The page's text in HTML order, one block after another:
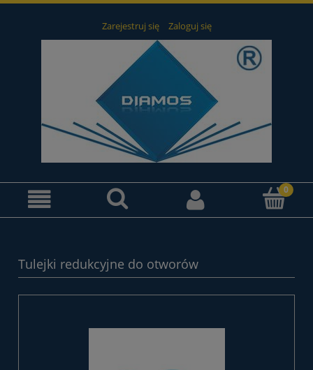
Zarejestruj się Zaloguj się
Tulejki redukcyjne do otworów